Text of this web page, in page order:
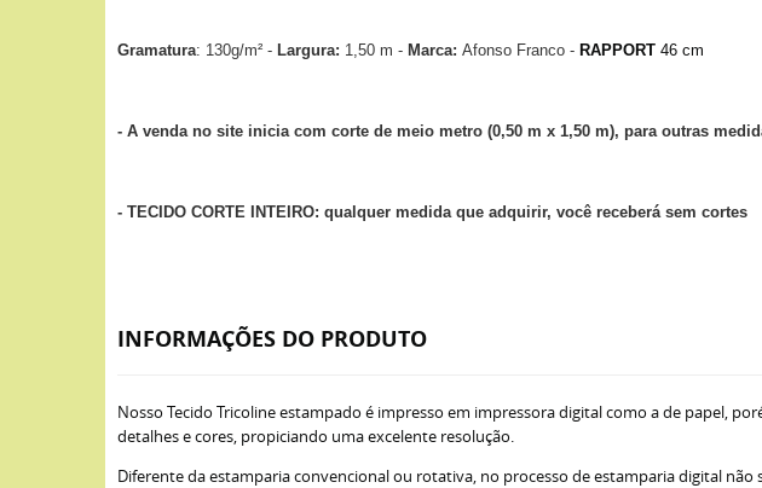
Gramatura: 130g/m² - Largura: 1,50 m - Marca: Afonso Franco - RAPPORT 46 cm
- A venda no site inicia com corte de meio metro (0,50 m x 1,50 m), para outras
- TECIDO CORTE INTEIRO: qualquer medida que adquirir, você receberá sem cortes
INFORMAÇÕES DO PRODUTO
Nosso Tecido Tricoline estampado é impresso em impressora digital como a de papel,
detalhes e cores, propiciando uma excelente resolução.
Diferente da estamparia convencional ou rotativa, no processo de estamparia digital